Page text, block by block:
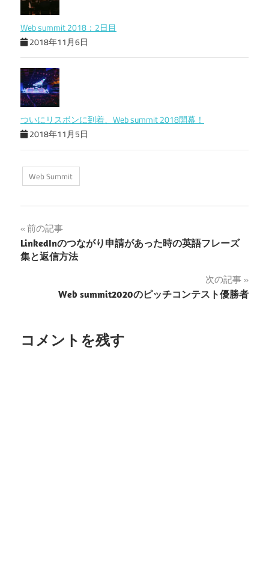
Web summit 2018：2日目
2018年11月6日
ついにリスボンに到着、Web summit 2018開幕！
2018年11月5日
Web Summit
投
稿
ー
前の記事
LinkedInのつながり申請があった時の英語フレーズ
集と返信方法
次の記事
Web summit2020のピッチコンテスト優勝者
コメントを残す